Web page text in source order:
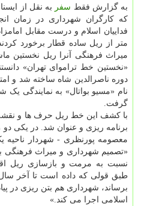
به گزارش فقط سفر به نقل از
که کارگران شهرداری در زمان
متر از ریل ساده قطار برخورد
میراث فرهنگی آنرا ریل نخستین
دوره ناصرالدین شاه ساخته شد و
نام «مسیو بواتال» به نمایندگی
گرفت.
با کشف این خط ریل حرف ها و
برنامه ریزی و عنوان شد. در یکی
معصومه پورنظری - شهردار ناحیه
«تصمیم شهرداری و میراث فرهنگی
نسبت به مرمت و بازسازی ریل
طبق قولی که داده است تا آخر سال
برساند، شهرداری هم بتن ریزی در
اسلامی اجرا می کند.»